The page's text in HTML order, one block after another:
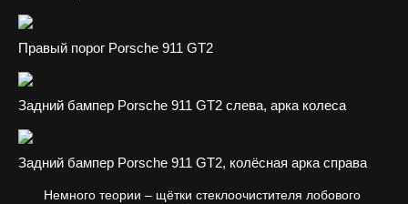
Правый порог Porsche 911 GT2
Задний бампер Porsche 911 GT2 слева, арка колеса
Задний бампер Porsche 911 GT2, колёсная арка справа
Немного теории – щётки стеклоочистителя лобового